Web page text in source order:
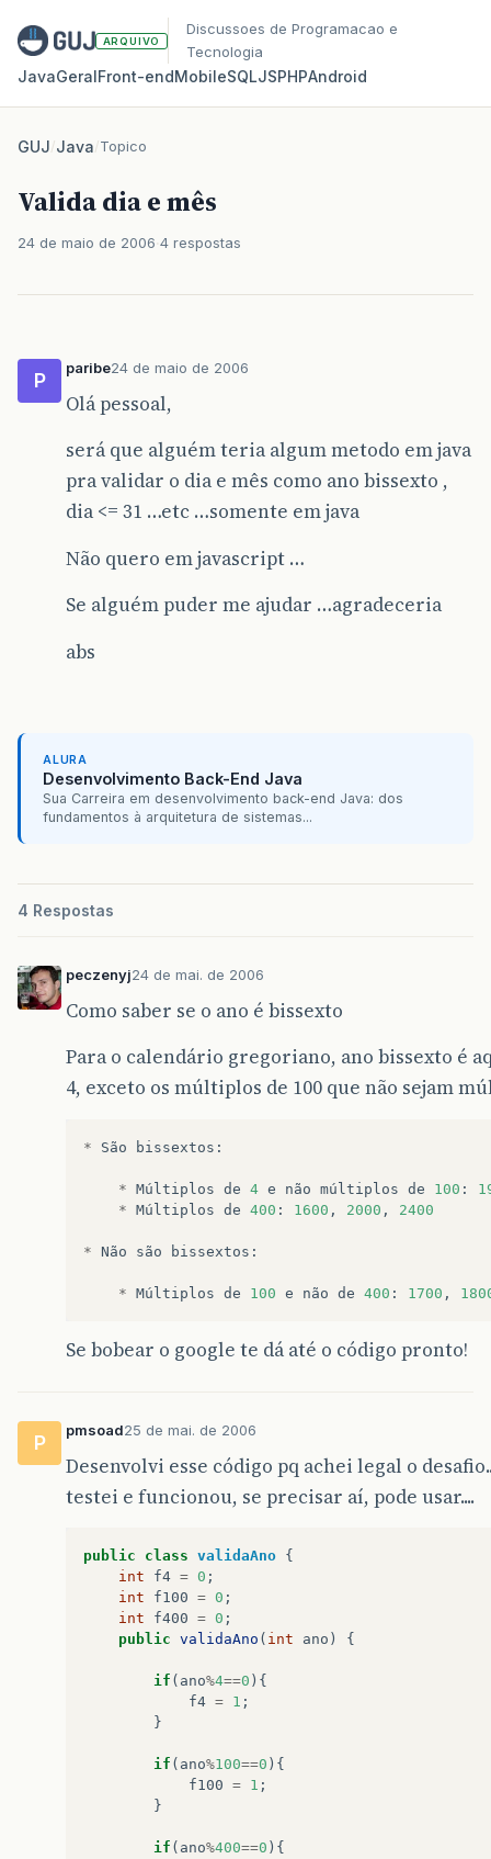
ARQUIVO
Discussoes de Programacao e
Tecnologia
JavaGeralFront‑endMobileSQLJSPHPAndroid
GUJ/Java/Topico
Valida dia e mês
24 de maio de 2006 4 respostas
P
paribe24 de maio de 2006
Olá pessoal,
será que alguém teria algum metodo em java
pra validar o dia e mês como ano bissexto ,
dia <= 31 …etc …somente em java
Não quero em javascript …
Se alguém puder me ajudar …agradeceria
abs
ALURA
Desenvolvimento Back-End Java
Sua Carreira em desenvolvimento back-end Java: dos
fundamentos à arquitetura de sistemas...
4 Respostas
peczenyj24 de mai. de 2006
Como saber se o ano é bissexto
Para o calendário gregoriano, ano bissexto é
4, exceto os múltiplos de 100 que não sejam
* São bissextos :
* Múltiplos de 4 e não múltiplos de 100 :
* Múltiplos de 400 : 1600 , 2000 , 2400
* Não são bissextos :
* Múltiplos de 100 e não de 400 : 1700 ,
Se bobear o google te dá até o código pronto!
P
pmsoad25 de mai. de 2006
Desenvolvi esse código pq achei legal o
testei e funcionou, se precisar aí, pode usar....
public class validaAno {
int
f4 = 0 ;
int
f100 = 0 ;
int
f400 = 0 ;
public validaAno ( int ano ) {
if ( ano%4==0 ){
f4 = 1 ;
}
if ( ano%100==0 ){
f100 = 1 ;
}
if ( ano%400==0 ){